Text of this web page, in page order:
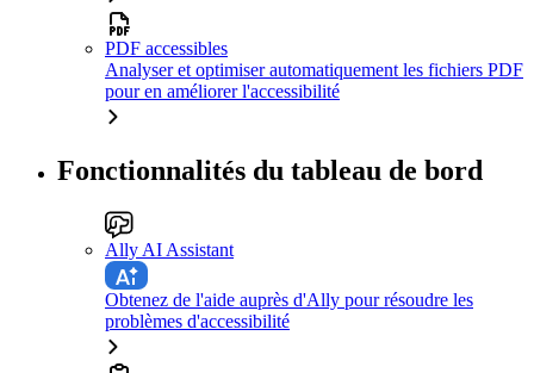
PDF accessibles
Analyser et optimiser automatiquement les fichiers PDF
pour en améliorer l'accessibilité
Fonctionnalités du tableau de bord
Ally AI Assistant
Obtenez de l'aide auprès d'Ally pour résoudre les
problèmes d'accessibilité